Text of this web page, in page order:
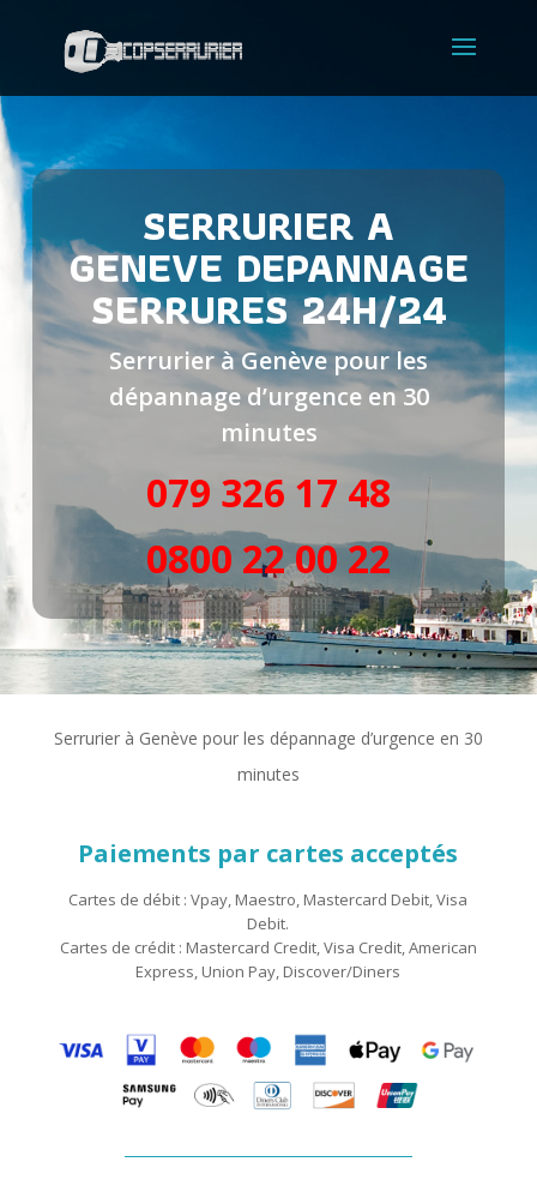
SERRURIER A
GENEVE DEPANNAGE
SERRURES 24H/24
Serrurier à Genève pour les
dépannage d’urgence en 30
minutes
079 326 17 48
0800 22 00 22
Serrurier à Genève pour les dépannage d’urgence en 30
minutes
Paiements par cartes acceptés
Cartes de débit : Vpay, Maestro, Mastercard Debit, Visa
Debit.
Cartes de crédit : Mastercard Credit, Visa Credit, American
Express, Union Pay, Discover/Diners